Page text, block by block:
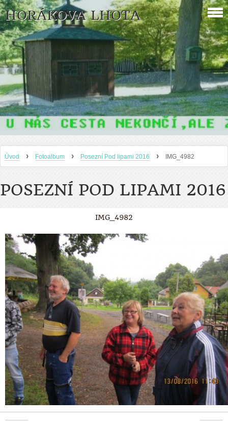
HORÁKOVA LHOTA
Úvod › Fotoalbum › Posezní Pod lipami 2016 › IMG_4982
POSEZNÍ POD LIPAMI 2016
IMG_4982